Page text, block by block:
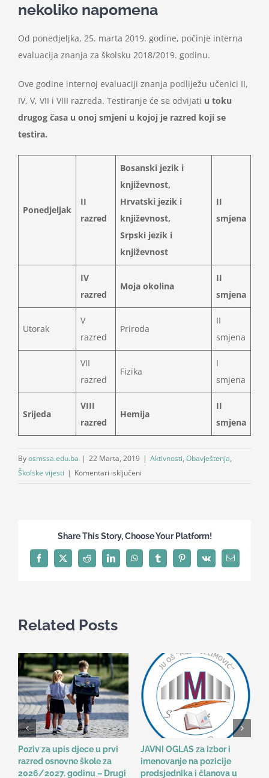
nekoliko napomena
Od ponedjeljka, 25. marta 2019. godine, počinje interna
evaluacija znanja za školsku 2018/2019. godinu.
Ove godine internoj evaluaciji znanja podliježu učenici II,
IV, V, VII i VIII razreda. Testiranje će se odvijati u toku
drugog časa u onoj smjeni u kojoj je razred koji se
testira.
Ponedjeljak
II
razred
Bosanski jezik i
književnost,
Hrvatski jezik i
književnost,
Srpski jezik i
književnost
II
smjena
IV
razred
Moja okolina
II
smjena
Utorak
V
razred
Priroda
II
smjena
VII
razred
Fizika
I
smjena
Srijeda
VIII
razred
Hemija
II
smjena
Byosmssa.edu.ba | 22 Marta, 2019 | Aktivnosti, Obavještenja,
Školske vijesti | Komentari isključeni
Share This Story, Choose Your Platform!
Facebook
X Reddit LinkedInWhatsAppTumblrPinterest
Vk Email
Related Posts
Poziv za upis djece u prvi
razred osnovne škole za
2026/2027. godinu – Drugi
JAVNI OGLAS za izbor i
imenovanje na pozicije
predsjednika i članova u